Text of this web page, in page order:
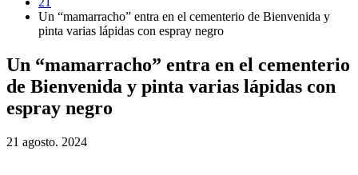
Un “mamarracho” entra en el cementerio de Bienvenida y
pinta varias lápidas con espray negro
Un “mamarracho” entra en el cementerio
de Bienvenida y pinta varias lápidas con
espray negro
21 agosto. 2024